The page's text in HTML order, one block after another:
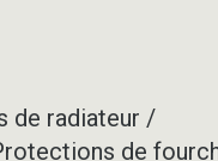
de radiateur /
de